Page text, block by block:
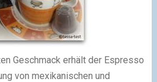
Geschmack erhält der Espresso
von mexikanischen und